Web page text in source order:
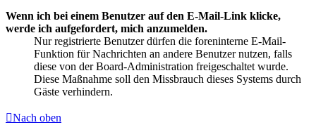
Wenn ich bei einem Benutzer auf den E-Mail-Link klicke,
werde ich aufgefordert, mich anzumelden.
Nur registrierte Benutzer dürfen die foreninterne E-Mail-
Funktion für Nachrichten an andere Benutzer nutzen, falls
diese von der Board-Administration freigeschaltet wurde.
Diese Maßnahme soll den Missbrauch dieses Systems durch
Gäste verhindern.
Nach oben